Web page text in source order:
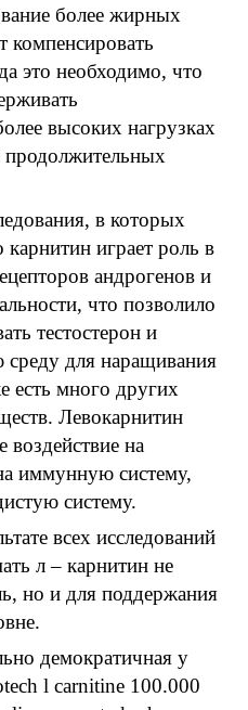
более жирных
компенсировать
это необходимо, что
высоких нагрузках
продолжительных
в которых
карнитин играет роль в
андрогенов и
что позволило
тестостерон и
среду для наращивания
есть много других
Левокарнитин
воздействие на
иммунную систему,
систему.
всех исследований
л – карнитин не
но и для поддержания
демократичная у
l carnitine 100.000